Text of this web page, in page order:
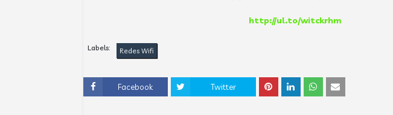
http://ul.to/witckrhm
Labels: Redes Wifi
Facebook Twitter